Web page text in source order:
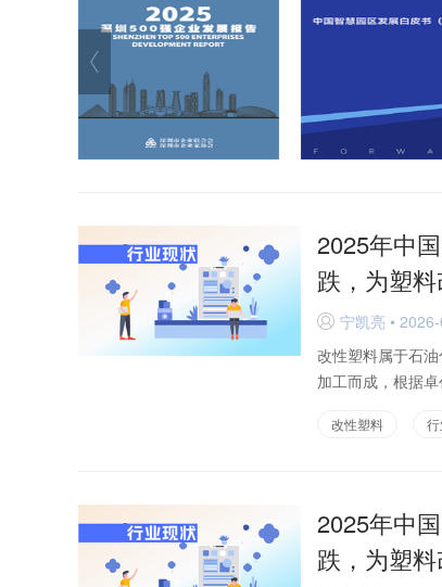
2025年中
跌，为塑料
D 宁凯亮 •
改性塑料属于石
加工而成，根据
改性塑料
2025年中
跌，为塑料